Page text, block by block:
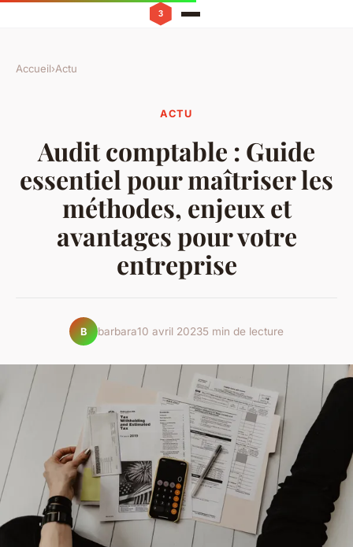
Accueil›Actu
ACTU
Audit comptable : Guide
essentiel pour maîtriser les
méthodes, enjeux et
avantages pour votre
entreprise
B barbara10 avril 20235 min de lecture